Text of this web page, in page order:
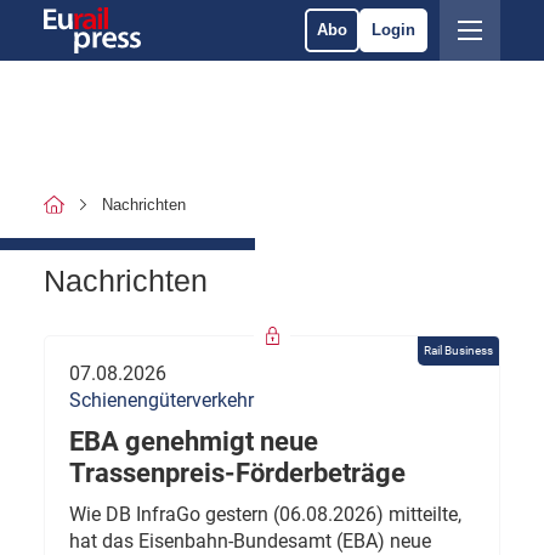
Abo Login
Nachrichten
Nachrichten
Rail Business
07.08.2026
Schienengüterverkehr
EBA genehmigt neue
Trassenpreis-Förderbeträge
Wie DB InfraGo gestern (06.08.2026) mitteilte,
hat das Eisenbahn-Bundesamt (EBA) neue